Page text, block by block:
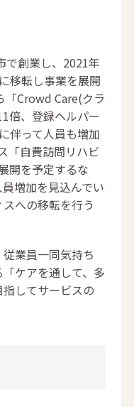
で創業し、2021年
移転し事業を展開
「Crowd Care(クラ
倍、登録ヘルパー
伴って人員も増加
「自費訪問リハビ
開を予定するな
増加を見込んでい
への移転を行う
業員一同気持ち
ケアを通して、多
してサービスの